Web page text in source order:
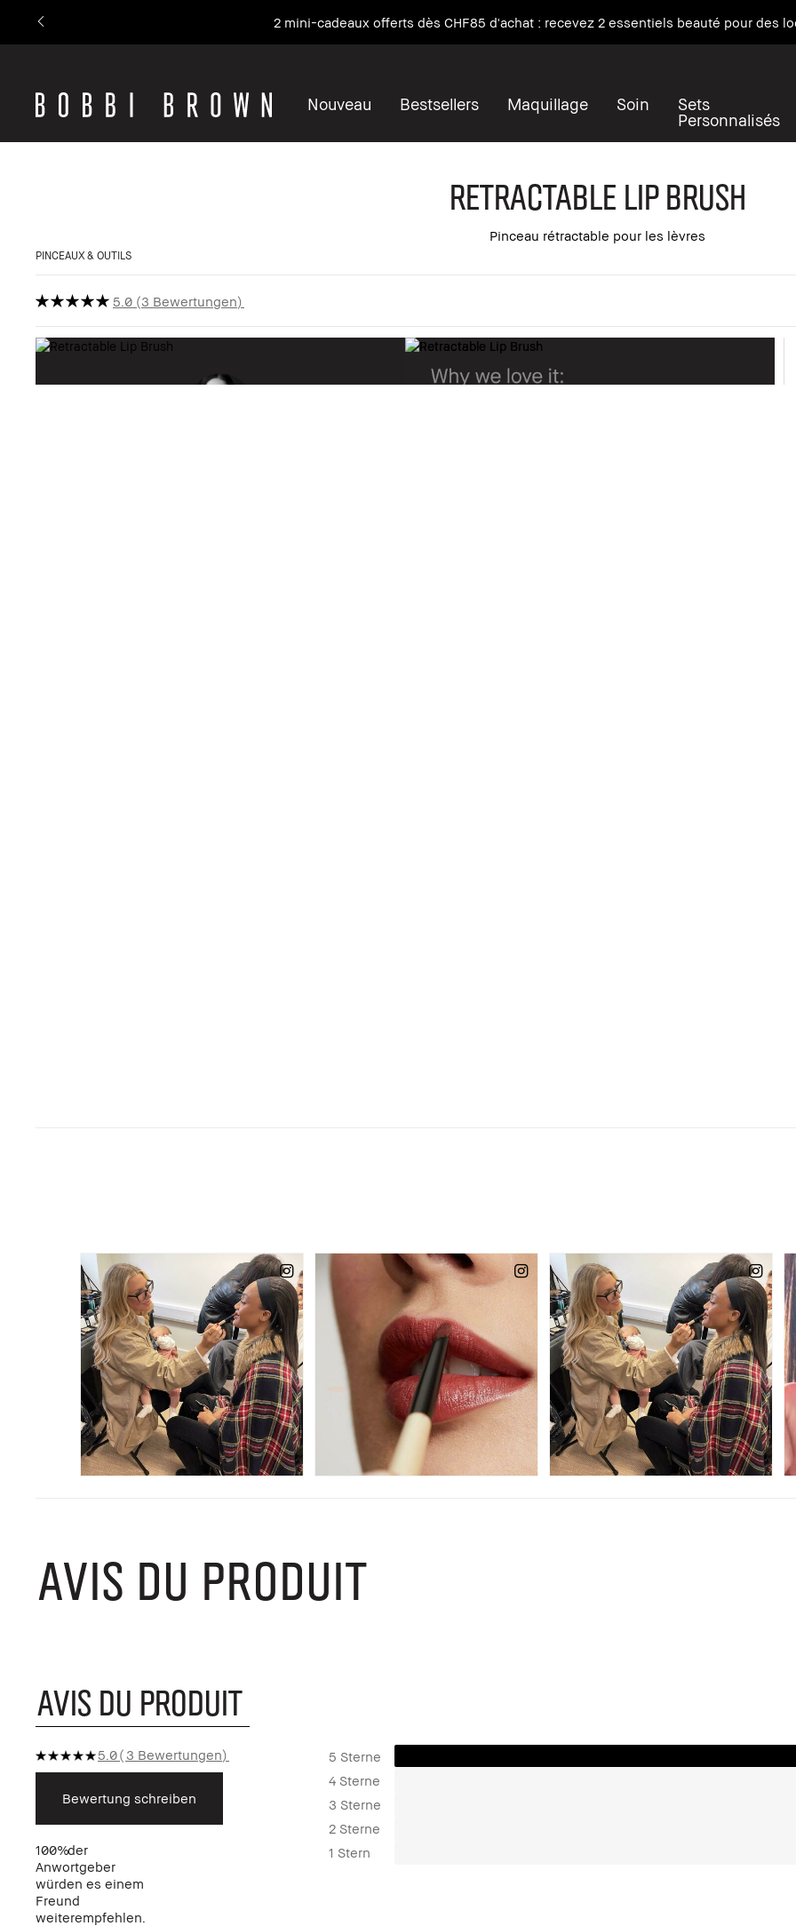
Notre icône n°1, là où le soin rencontre la base de maquillage. NOUVEAU Vitamin Enriched Face
Nouveau Bestsellers Maquillage Soin
Sets
Personnalisés
Retractable Lip Brush
Pinceau rétractable pour les lèvres
PINCEAUX & OUTILS
5.0 3 Bewertungen
Afficher tout
AVIS DU PRODUIT
AVIS DU PRODUIT
5.0 3 Bewertungen
Bewertung schreiben
100%der
Anwortgeber
würden es einem
Freund
weiterempfehlen.
5 Sterne
4 Sterne
3 Sterne
2 Sterne
1 Stern